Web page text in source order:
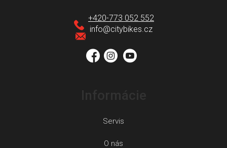
info@citybikes.cz
+420-773 052 552
Servis
O nás